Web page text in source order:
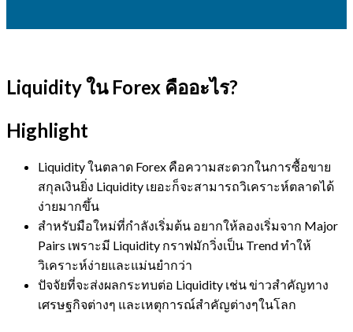
Liquidity ใน Forex คืออะไร?
Highlight
Liquidity ในตลาด Forex คือความสะดวกในการซื้อขาย
สกุลเงินยิ่ง Liquidity เยอะก็จะสามารถวิเคราะห์ตลาดได้
ง่ายมากขึ้น
สำหรับมือใหม่ที่กำลังเริ่มต้น อยากให้ลองเริ่มจาก Major
Pairs เพราะมี Liquidity กราฟมักวิ่งเป็น Trend ทำให้
วิเคราะห์ง่ายและแม่นยำกว่า
ปัจจัยที่จะส่งผลกระทบต่อ Liquidity เช่น ข่าวสำคัญทาง
เศรษฐกิจต่างๆ และเหตุการณ์สำคัญต่างๆในโลก